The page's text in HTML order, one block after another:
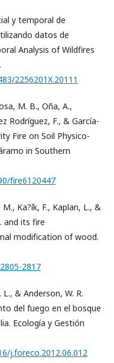
y temporal de
datos de
Analysis of Wildfires
2256201X.20111
M. B., Oña, A.,
Rodríguez, F., & García-
Fire on Soil Physico-
in Southern
fire6120447
Ka?ík, F., Kaplan, L., &
and its fire
modification of wood.
2817
L., & Anderson, W. R.
del fuego en el bosque
Ecología y Gestión
j.foreco.2012.06.012